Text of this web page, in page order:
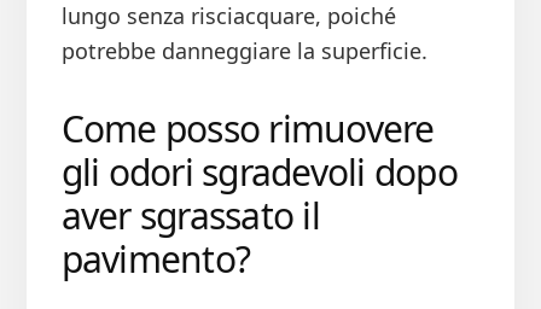
lungo senza risciacquare, poiché
potrebbe danneggiare la superficie.
Come posso rimuovere
gli odori sgradevoli dopo
aver sgrassato il
pavimento?